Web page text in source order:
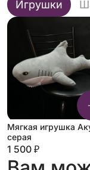
Игрушки
Мягкая игрушка
серая
1 500 ₽